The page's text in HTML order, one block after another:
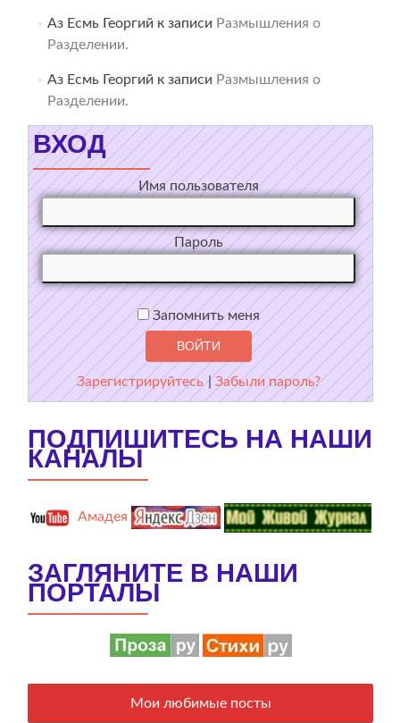
Аз Есмь Георгий к записи Размышления о
Разделении.
Аз Есмь Георгий к записи Размышления о
Разделении.
ВХОД
Имя пользователя
Пароль
Запомнить меня
Зарегистрируйтесь |Забыли пароль?
ПОДПИШИТЕСЬ НА НАШИ
КАНАЛЫ
Амадея
ЗАГЛЯНИТЕ В НАШИ
ПОРТАЛЫ
Мои любимые посты